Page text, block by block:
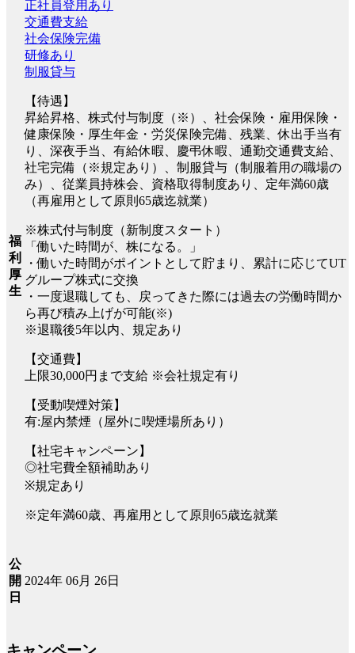
福
利
厚
生
正社員登用あり
交通費支給
社会保険完備
研修あり
制服貸与
【待遇】
昇給昇格、株式付与制度（※）、社会保険・雇用保険・
健康保険・厚生年金・労災保険完備、残業、休出手当有
り、深夜手当、有給休暇、慶弔休暇、通勤交通費支給、
社宅完備（※規定あり）、制服貸与（制服着用の職場の
み）、従業員持株会、資格取得制度あり、定年満60歳
（再雇用として原則65歳迄就業）
※株式付与制度（新制度スタート）
「働いた時間が、株になる。」
・働いた時間がポイントとして貯まり、累計に応じてUT
グループ株式に交換
・一度退職しても、戻ってきた際には過去の労働時間か
ら再び積み上げが可能(※)
※退職後5年以内、規定あり
【交通費】
上限30,000円まで支給 ※会社規定有り
【受動喫煙対策】
有:屋内禁煙（屋外に喫煙場所あり）
【社宅キャンペーン】
◎社宅費全額補助あり
※規定あり
※定年満60歳、再雇用として原則65歳迄就業
公
開
日
2024年 06月 26日